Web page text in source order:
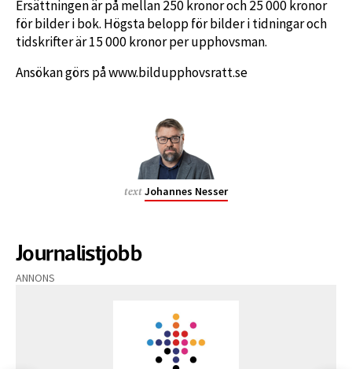
Ersättningen är på mellan 250 kronor och 25 000 kronor
för bilder i bok. Högsta belopp för bilder i tidningar och
tidskrifter är 15 000 kronor per upphovsman.
Ansökan görs på www.bildupphovsratt.se
text Johannes Nesser
Journalistjobb
ANNONS